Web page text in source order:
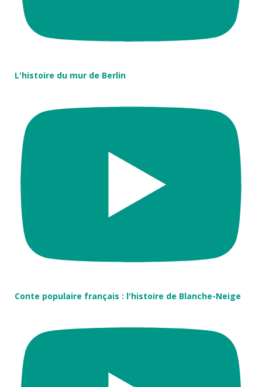
L'histoire du mur de Berlin
Conte populaire français : l'histoire de Blanche-Neige